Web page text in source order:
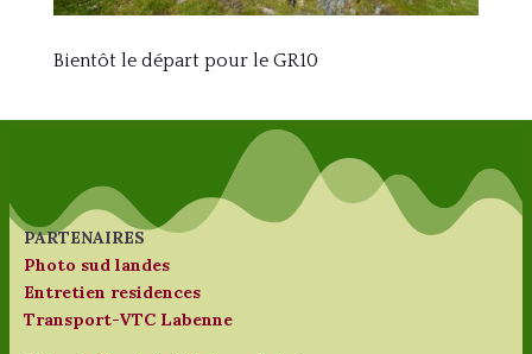
Bientôt le départ pour le GR10
PARTENAIRES
Photo sud landes
Entretien residences
Transport-VTC Labenne